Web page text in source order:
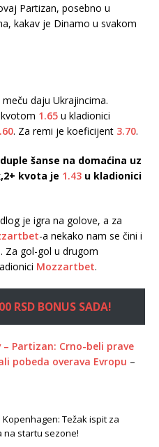
Partizan, posebno u
kakav je Dinamo u svakom
daju Ukrajincima.
1.65 u kladionici
. Za remi je koeficijent 3.70.
šanse na domaćina uz
kvota je 1.43 u kladionici
je igra na golove, a za
-a nekako nam se čini i
Za gol-gol u drugom
Mozzartbet.
RSD BONUS SADA!
Partizan: Crno-beli prave
pobeda overava Evropu –
Kopenhagen: Težak ispit za
na startu sezone!